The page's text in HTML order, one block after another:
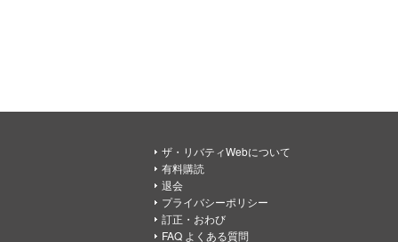
ザ・リバティWebについて
有料購読
退会
プライバシーポリシー
訂正・おわび
FAQ よくある質問